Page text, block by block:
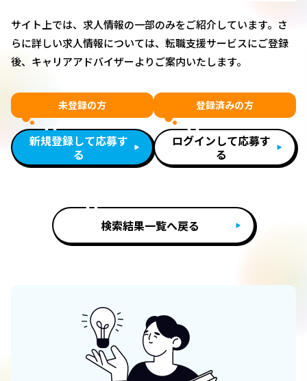
サイト上では、求人情報の一部のみをご紹介しています。さ
らに詳しい求人情報については、転職支援サービスにご登録
後、キャリアアドバイザーよりご案内いたします。
未登録の方
新規登録して応募す
る
登録済みの方
ログインして応募す
る
検索結果一覧へ戻る